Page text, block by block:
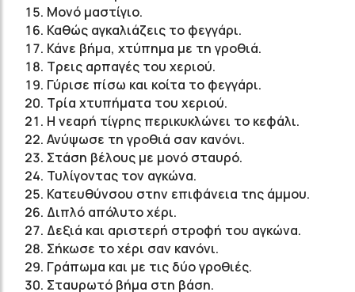
Μονό μαστίγιο.
Καθώς αγκαλιάζεις το φεγγάρι.
Κάνε βήμα, χτύπημα με τη γροθιά.
Τρεις αρπαγές του χεριού.
Γύρισε πίσω και κοίτα το φεγγάρι.
Τρία χτυπήματα του χεριού.
H νεαρή τίγρης περικυκλώνει το κεφάλι.
Ανύψωσε τη γροθιά σαν κανόνι.
Στάση βέλους με μονό σταυρό.
Τυλίγοντας τον αγκώνα.
Κατευθύνσου στην επιφάνεια της άμμου.
Διπλό απόλυτο χέρι.
Δεξιά και αριστερή στροφή του αγκώνα.
Σήκωσε το χέρι σαν κανόνι.
Γράπωμα και με τις δύο γροθιές.
Σταυρωτό βήμα στη βάση.